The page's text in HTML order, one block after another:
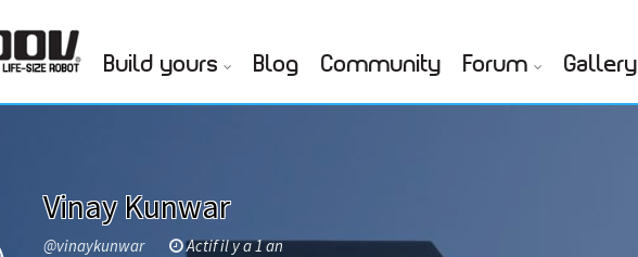
Build yours Blog Community Forum Gallery
Vinay Kunwar
@vinaykunwar Actif il y a 1 an